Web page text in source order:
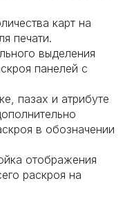
карт на
печати.
выделения
панелей с
пазах и атрибуте
в обозначении
отображения
раскроя на